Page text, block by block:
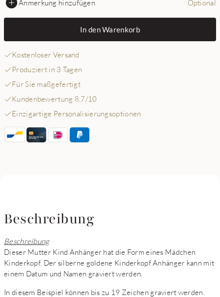
Anmerkung hinzufügen Optional
In den Warenkorb
Kostenloser Versand
Produziert in 3 Tagen
Für Sie maßgefertigt
Kundenbewertung 8,7/10
Einzigartige Personalisierungsoptionen
Beschreibung
Beschreibung
Dieser Mutter Kind Anhänger hat die Form eines Mädchen
Kinderkopf. Der silberne goldene Kinderkopf Anhänger kann mit
einem Datum und Namen graviert werden.
In diesem Beispiel können bis zu 19 Zeichen graviert werden.